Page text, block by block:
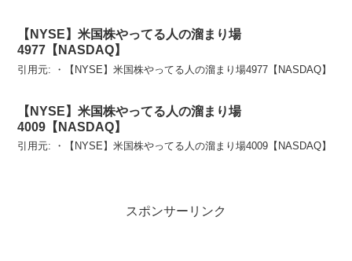
【NYSE】米国株やってる人の溜まり場
4977【NASDAQ】
引用元: ・【NYSE】米国株やってる人の溜まり場4977【NASDAQ】
【NYSE】米国株やってる人の溜まり場
4009【NASDAQ】
引用元: ・【NYSE】米国株やってる人の溜まり場4009【NASDAQ】
スポンサーリンク